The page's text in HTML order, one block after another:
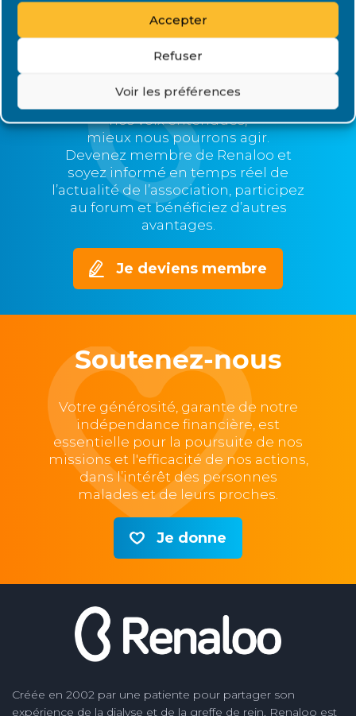
Accepter
Refuser
Voir les préférences
Rejoignez Renaloo
Plus nous serons nombreux,
plus nous serons représentatifs et
nos voix entendues,
mieux nous pourrons agir.
Devenez membre de Renaloo et
soyez informé en temps réel de
l’actualité de l’association, participez
au forum et bénéficiez d’autres
avantages.
Je deviens membre
Soutenez-nous
Votre générosité, garante de notre
indépendance financière, est
essentielle pour la poursuite de nos
missions et l'efficacité de nos actions,
dans l’intérêt des personnes
malades et de leurs proches.
Je donne
Créée en 2002 par une patiente pour partager son
expérience de la dialyse et de la greffe de rein, Renaloo est